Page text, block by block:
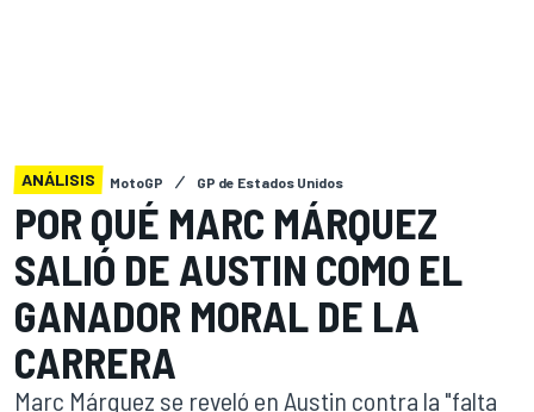
ANÁLISIS MotoGP GP de Estados Unidos
POR QUÉ MARC MÁRQUEZ
SALIÓ DE AUSTIN COMO EL
GANADOR MORAL DE LA
CARRERA
Marc Márquez se reveló en Austin contra la "falta